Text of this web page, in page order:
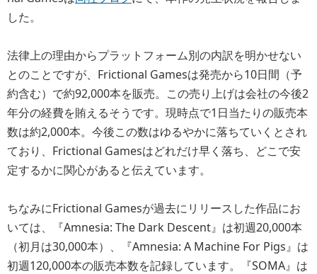
した。
法律上の理由からプラットフォーム別の内訳を明かせない
とのことですが、Frictional Gamesは発売から10日間（予
約含む）で約92,000本を販売。この売り上げは会社の今後2
年分の経費を賄えるそうです。現時点で1日当たりの販売本
数は約2,000本。今後この数はゆるやかに落ちていくとされ
ており、Frictional Gamesはどれだけ早く落ち、どこで安
定するかに関心があると伝えています。
ちなみにFrictional Gamesが過去にリリースした作品にお
いては、『Amnesia: The Dark Descent』は初週20,000本
（初月は30,000本）、『Amnesia: A Machine For Pigs』は
初週120,000本の販売本数を記録しています。『SOMA』は